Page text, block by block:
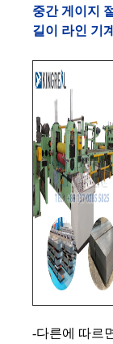
중간 게이지
길이 라인 기
-다른에 따르